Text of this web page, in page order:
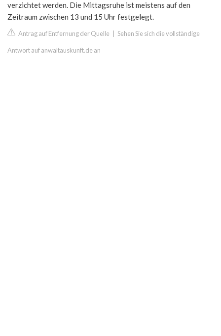
verzichtet werden. Die Mittagsruhe ist meistens auf den
Zeitraum zwischen 13 und 15 Uhr festgelegt.
Antrag auf Entfernung der Quelle Sehen Sie sich die vollständige
Antwort auf anwaltauskunft.de an